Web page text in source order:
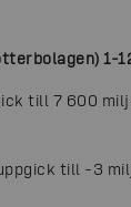
1-
till 7 600
till -3